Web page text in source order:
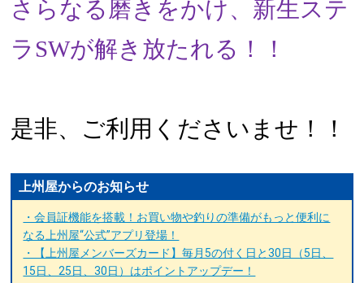
さらなる磨きをかけ、新生ステ
ラSWが解き放たれる！！
是非、ご利用くださいませ！！
上州屋からのお知らせ
・会員証機能を搭載！お買い物や釣りの準備がもっと便利に
なる上州屋“公式”アプリ登場！
・【上州屋メンバーズカード】毎月5の付く日と30日（5日、
15日、25日、30日）はポイントアップデー！